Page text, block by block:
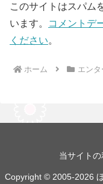
このサイトはスパム
います。
コメントデ
ください。
ホーム エン
当サイト
Copyright © 2005-2026